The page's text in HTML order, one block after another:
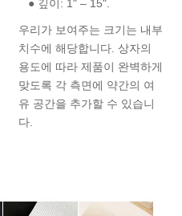
● 깊이: 1" – 15".
우리가 보여주는 크기는 내부
치수에 해당합니다. 상자의
용도에 따라 제품이 완벽하게
맞도록 각 측면에 약간의 여
유 공간을 추가할 수 있습니
다.